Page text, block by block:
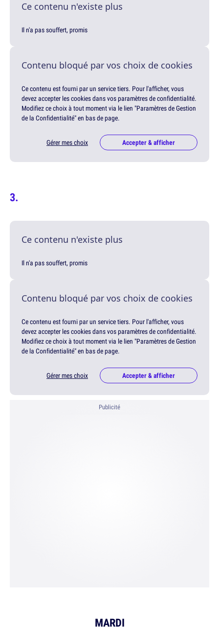
Ce contenu n'existe plus
Il n'a pas souffert, promis
Contenu bloqué par vos choix de cookies
Ce contenu est fourni par un service tiers. Pour l'afficher, vous
devez accepter les cookies dans vos paramètres de confidentialité.
Modifiez ce choix à tout moment via le lien "Paramètres de Gestion
de la Confidentialité" en bas de page.
Gérer mes choix Accepter & afficher
Ce contenu n'existe plus
Il n'a pas souffert, promis
Contenu bloqué par vos choix de cookies
Ce contenu est fourni par un service tiers. Pour l'afficher, vous
devez accepter les cookies dans vos paramètres de confidentialité.
Modifiez ce choix à tout moment via le lien "Paramètres de Gestion
de la Confidentialité" en bas de page.
Gérer mes choix Accepter & afficher
Publicité
MARDI